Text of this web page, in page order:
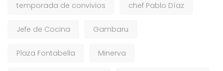
temporada de convivios chef Pablo Díaz
Jefe de Cocina Gambaru
Plaza Fontabella Minerva